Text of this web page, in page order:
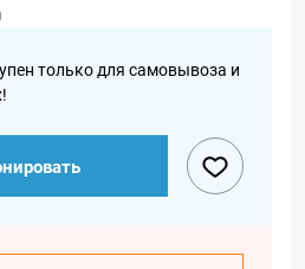
только для самовывоза и